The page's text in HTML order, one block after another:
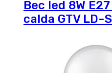
Bec led 8W
calda GTV LD-